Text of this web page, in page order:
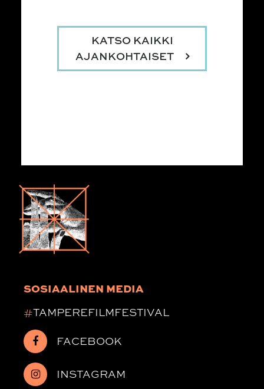
KATSO KAIKKI
AJANKOHTAISET
SOSIAALINEN MEDIA
#TAMPEREFILMFESTIVAL
FACEBOOK
INSTAGRAM